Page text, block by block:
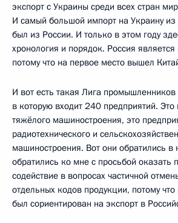
экспорт с Украины среди всех стран
И самый большой импорт на Украину из
был из России. И только в этом году
хронология и порядок. Россия
потому что на первое место вышел
И вот есть такая Лига промышленников
в которую входит 240 предприятий. Это
тяжёлого машиностроения, это
радиотехнического и
машиностроения. Вот они обратились в
обратились ко мне с просьбой оказать
содействие в вопросах частичной
отдельных кодов продукции, потому
был сориентирован на экспорт в